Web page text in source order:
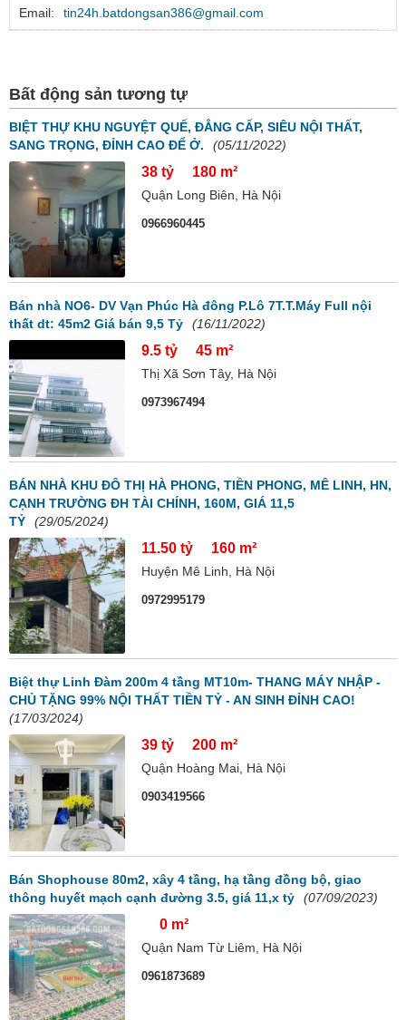
Email: tin24h.batdongsan386@gmail.com
Bất động sản tương tự
BIỆT THỰ KHU NGUYỆT QUẾ, ĐẲNG CẤP, SIÊU NỘI THẤT,
SANG TRỌNG, ĐỈNH CAO ĐỂ Ở.
(05/11/2022)
38 tỷ 180 m²
Quận Long Biên, Hà Nội
0966960445
Bán nhà NO6- DV Vạn Phúc Hà đông P.Lô 7T.T.Máy Full nội
thất dt: 45m2 Giá bán 9,5 Tỷ
(16/11/2022)
9.5 tỷ 45 m²
Thị Xã Sơn Tây, Hà Nội
0973967494
BÁN NHÀ KHU ĐÔ THỊ HÀ PHONG, TIỀN PHONG, MÊ LINH, HN,
CẠNH TRƯỜNG ĐH TÀI CHÍNH, 160M, GIÁ 11,5
TỶ
(29/05/2024)
11.50 tỷ 160 m²
Huyện Mê Linh, Hà Nội
0972995179
Biệt thự Linh Đàm 200m 4 tầng MT10m- THANG MÁY NHẬP -
CHỦ TẶNG 99% NỘI THẤT TIỀN TỶ - AN SINH ĐỈNH CAO!
(17/03/2024)
39 tỷ 200 m²
Quận Hoàng Mai, Hà Nội
0903419566
Bán Shophouse 80m2, xây 4 tầng, hạ tầng đồng bộ, giao
thông huyết mạch cạnh đường 3.5, giá 11,x tỷ
(07/09/2023)
0 m²
Quận Nam Từ Liêm, Hà Nội
0961873689